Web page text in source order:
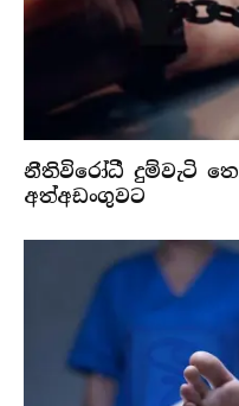
නීතිවිරෝධී දුම්වැටි
අත්අඩංගුවට